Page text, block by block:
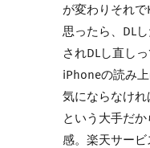
が変わりそれで
思ったら、DL
されDLし直し
iPhoneの読み
気にならなけ
という大手だ
感。楽天サービ